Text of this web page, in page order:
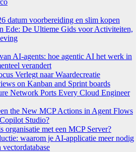
datum voorbereiding en slim kopen
Ede: De Ultieme Gids voor Activiteiten,
AI-agents: hoe agentic AI het werk in
verandert
Verlegt naar Waardecreatie
on Kanban and Sprint boards
Network Ports Every Cloud Engineer
the New MCP Actions in Agent Flows
Studio?
organisatie met een MCP Server?
waarom je AI-applicatie meer nodig
vectordatabase